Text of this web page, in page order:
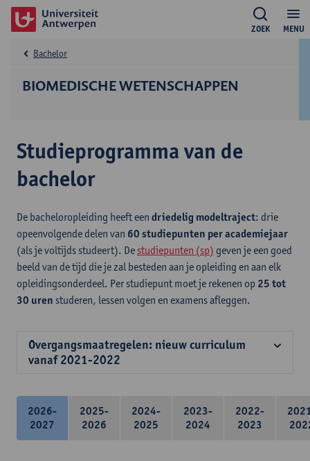
MENU
ZOEK
BIOMEDISCHE WETENSCHAPPEN
Bachelor
Studieprogramma van de
bachelor
De bacheloropleiding heeft een driedelig modeltraject: drie
opeenvolgende delen van 60 studiepunten per academiejaar
(als je voltijds studeert). De studiepunten (sp) geven je een goed
beeld van de tijd die je zal besteden aan je opleiding en aan elk
opleidingsonderdeel. Per studiepunt moet je rekenen op 25 tot
30 uren studeren, lessen volgen en examens afleggen.
Overgangsmaatregelen: nieuw curriculum
vanaf 2021-2022
2026-
2027
2025-
2026
2024-
2025
2023-
2024
2022-
2023